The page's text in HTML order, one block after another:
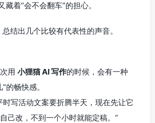
藏着“会不会翻车”的担心。
结出几个比较有代表性的声音。
用 小狸猫 AI 写作的时候，会有一种
的畅快感。
时写活动文案要折腾半天，现在先让它
己改，不到一个小时就能定稿。”